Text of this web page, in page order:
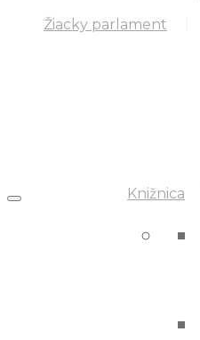
Žiacky parlament
Knižnica